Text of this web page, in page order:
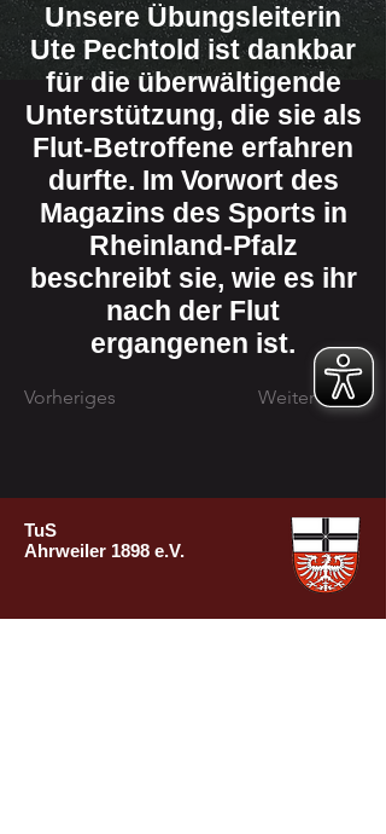
Unsere Übungsleiterin
Ute Pechtold ist dankbar
für die überwältigende
Unterstützung, die sie als
Flut-Betroffene erfahren
durfte. Im Vorwort des
Magazins des Sports in
Rheinland-Pfalz
beschreibt sie, wie es ihr
nach der Flut
ergangenen ist.
Vorheriges Weiter
TuS
Ahrweiler 1898 e.V.